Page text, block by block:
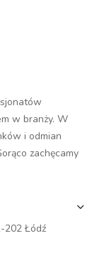
w branży. W
i odmian
zachęcamy
202 Łódź